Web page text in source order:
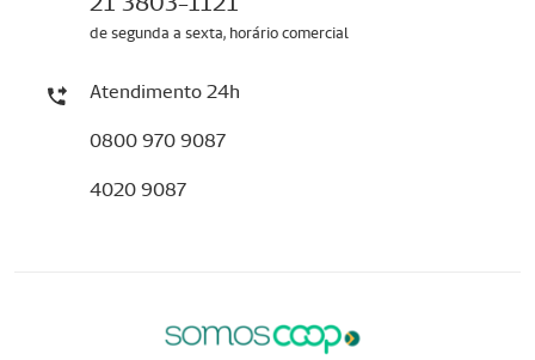
de segunda a sexta, horário comercial
Atendimento 24h
0800 970 9087
4020 9087